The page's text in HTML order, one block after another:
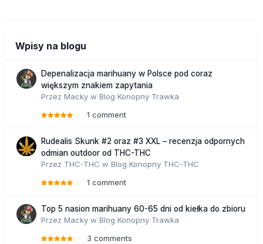
Wpisy na blogu
Depenalizacja marihuany w Polsce pod coraz
większym znakiem zapytania
Przez Macky w Blog Konopny Trawka
1 comment
Rudealis Skunk #2 oraz #3 XXL – recenzja odpornych
odmian outdoor od THC-THC
Przez THC-THC w Blog Konopny THC-THC
1 comment
Top 5 nasion marihuany 60-65 dni od kiełka do zbioru
Przez Macky w Blog Konopny Trawka
3 comments